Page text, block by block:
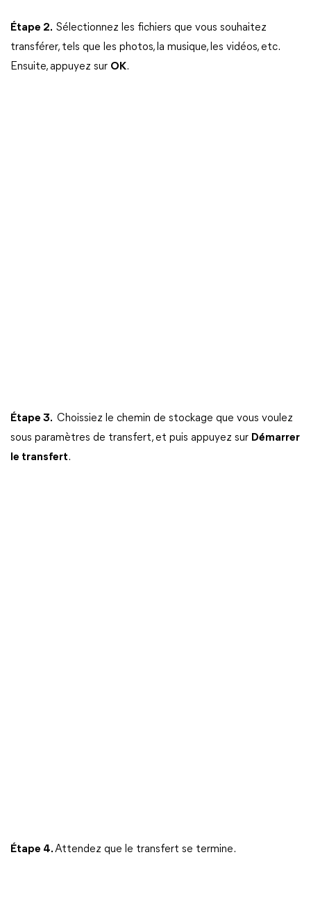
Étape 2. Sélectionnez les fichiers que vous souhaitez
transférer, tels que les photos, la musique, les vidéos, etc.
Ensuite, appuyez sur OK.
Étape 3. Choissiez le chemin de stockage que vous voulez
sous paramètres de transfert, et puis appuyez sur Démarrer
le transfert.
Étape 4.Attendez que le transfert se termine.